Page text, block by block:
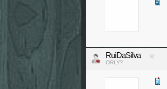
RuiDaSilva
ORLY?